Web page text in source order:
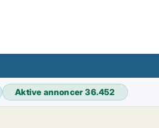
Aktive annoncer36.452